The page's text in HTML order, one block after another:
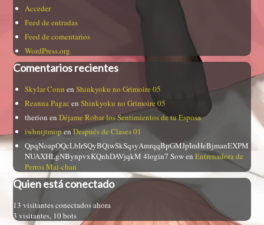
Acceder
Feed de entradas
Feed de comentarios
WordPress.org
Comentarios recientes
Skylar Conn enShinkyoku no Grimoire 05
Reanna Pagac enShinkyoku no Grimoire 05
therion enDéjame Robar los Sentimientos de tu Esposa
iwbntjtmop enDespués de Clases 01
QpqNoapOQcLbIrSQyBQiwSkSqsyAmrqqBpGMJpImHeBjmanEXPM
NUAXHLgNBynpvxKQnhDAVjqkM 4login7 SowenEntrenadora de
Perros Mai-chan
Quien está conectado
13 visitantes conectados ahora
3 visitantes, 10 bots